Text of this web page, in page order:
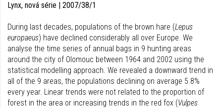
Lynx, nová série | 2007/38/1
During last decades, populations of the brown hare (Lepus
europaeus) have declined considerably all over Europe. We
analyse the time series of annual bags in 9 hunting areas
around the city of Olomouc between 1964 and 2002 using the
statistical modelling approach. We revealed a downward trend in
all of the 9 areas, the populations declining on average 5.8%
every year. Linear trends were not related to the proportion of
forest in the area or increasing trends in the red fox (Vulpes